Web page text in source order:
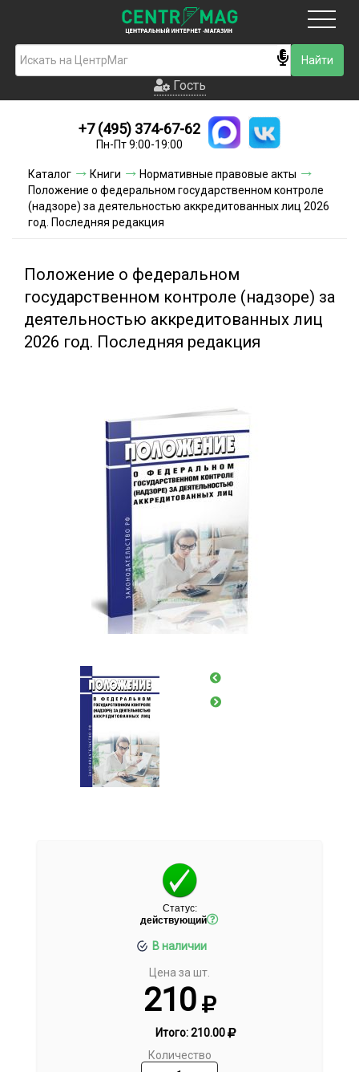
Гость
Новинки
Условия доставки
Условия оплаты
Акции и скидки
Гость
+7 (495) 374-67-62
Пн-Пт 9:00-19:00
Каталог Книги
Нормативные правовые акты
Положение о федеральном государственном контроле
(надзоре) за деятельностью аккредитованных лиц 2026
год. Последняя редакция
Положение о федеральном
государственном контроле (надзоре) за
деятельностью аккредитованных лиц
2026 год. Последняя редакция
Статус:
действующий
В наличии
Цена за шт.
210
Итого:210.00
Количество